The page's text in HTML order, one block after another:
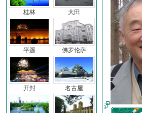
桂林
平遥
开封
大田
佛罗伦萨
名古屋
冯亦同